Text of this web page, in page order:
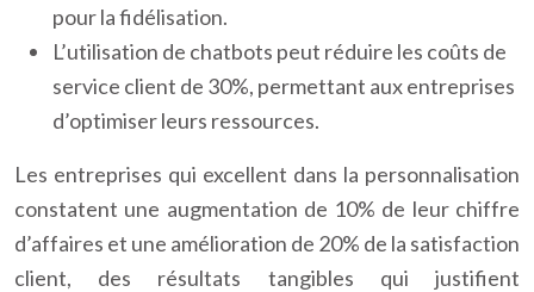
pour la fidélisation.
L’utilisation de chatbots peut réduire les coûts de
service client de 30%, permettant aux entreprises
d’optimiser leurs ressources.
Les entreprises qui excellent dans la personnalisation
constatent une augmentation de 10% de leur chiffre
d’affaires et une amélioration de 20% de la satisfaction
client, des résultats tangibles qui justifient